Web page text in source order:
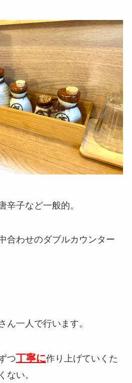
辛子など一般的。
合わせのダブルカウンター
ん一人で行います。
つ丁寧に作り上げていくた
ない。